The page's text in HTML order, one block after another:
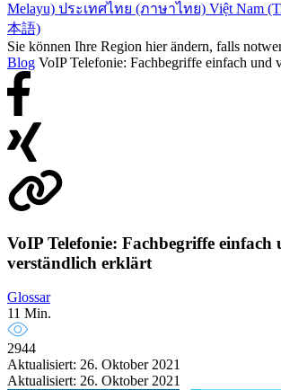
Melayu) ประเทศไทย (ภาษาไทย) Việt Nam
本語)
Sie können Ihre Region hier ändern, falls
Blog VoIP Telefonie: Fachbegriffe einfach und
VoIP Telefonie: Fachbegriffe einfach
verständlich erklärt
Glossar
11 Min.
2944
Aktualisiert: 26. Oktober 2021
Aktualisiert: 26. Oktober 2021